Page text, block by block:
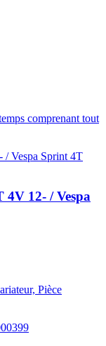
comprenant tout
12- / Vespa
Pièce